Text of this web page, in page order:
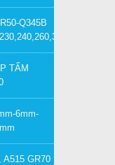
Q345B
TẤM
6mm-
A515 GR70